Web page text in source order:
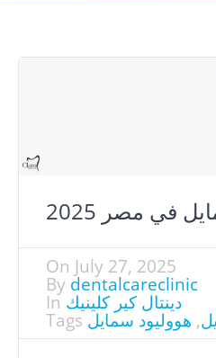
في مصر​ 2025
On July 27, 2025
By dentalcareclinic
In دينتال كير كلينيك
Tags , هووليود سمايل